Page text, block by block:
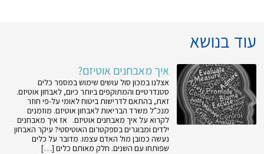
עוד בנושא
איך מאבחנים אוטיזם?
אצלנו במכון סול עושים שימוש במספר כלים
סטנדרטיים והמתוקפים ביותר כיום, לאבחון אוטיזם.
זאת, בהתאם לדרישות ביטוח לאומי על-פי חוזר
מנכ"ל משרד הבריאות לאבחון אוטיזם. מוזמנים
לקרוא על איך מאבחנים אוטיזם. אז איך מאבחנים
ילדים ומבוגרים בספקטרום האוטיסטי? עיקר האבחון
נעשה כמובן מול האדם עצמו. מדובר על כלים
שפותחו עם השנים. חלק מאותם כלים […]